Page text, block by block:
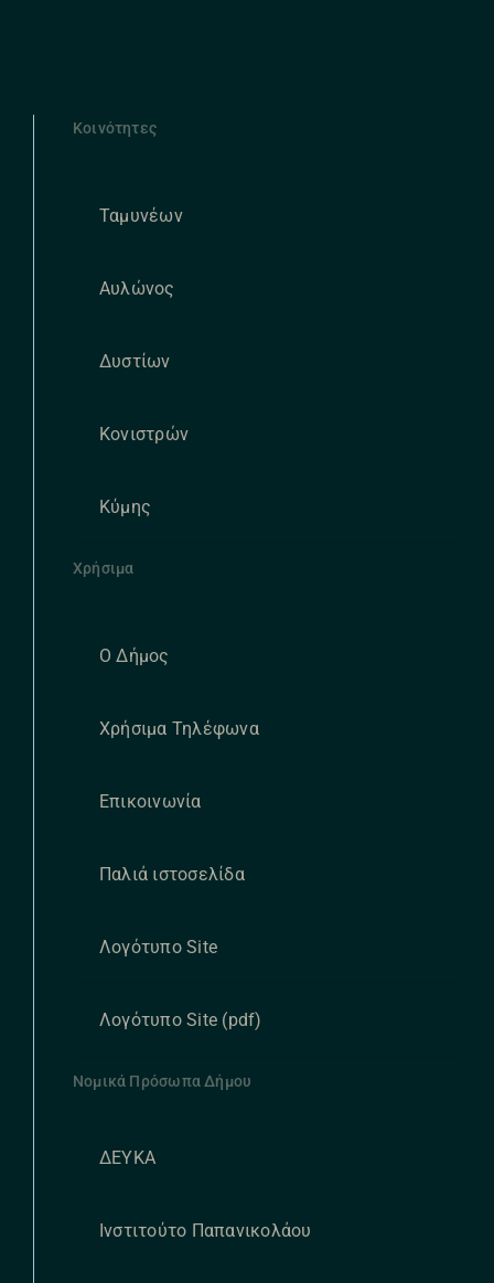
Κοινότητες
Ταμυνέων
Αυλώνος
Δυστίων
Κονιστρών
Κύμης
Χρήσιμα
Ο Δήμος
Χρήσιμα Τηλέφωνα
Επικοινωνία
Παλιά ιστοσελίδα
Λογότυπο Site
Λογότυπο Site (pdf)
Νομικά Πρόσωπα Δήμου
ΔΕΥΚΑ
Ινστιτούτο Παπανικολάου